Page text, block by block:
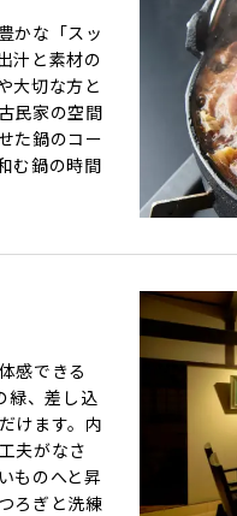
かな「スッ
汁と素材の
大切な方と
民家の空間
た鍋のコー
む鍋の時間
感できる
緑、差し込
けます。内
夫がなさ
ものへと昇
ろぎと洗練